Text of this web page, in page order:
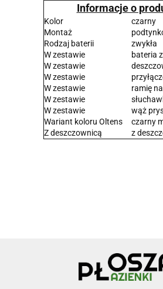
Informacje o
Kolor
czarny
Montaż
Rodzaj baterii
zwykła
W zestawie
bateria
W zestawie
W zestawie
W zestawie
ramię
W zestawie
W zestawie
wąż
Wariant koloru Oltens
czarny
Z deszczownicą
z